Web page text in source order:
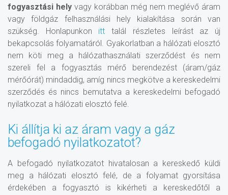
fogyasztási hely vagy korábban még nem meglévő áram
vagy földgáz felhasználási hely kialakítása során van
szükség. Honlapunkon itt talál részletes leírást az új
bekapcsolás folyamatáról. Gyakorlatban a hálózati elosztó
nem köti meg a hálózathasználati szerződést és nem
szereli fel a fogyasztás mérő berendezést (áram/gáz
mérőórát) mindaddig, amíg nincs megkötve a kereskedelmi
szerződés és nincs bemutatva a kereskedelmi befogadó
nyilatkozat a hálózati elosztó felé.
Ki állítja ki az áram vagy a gáz
befogadó nyilatkozatot?
A befogadó nyilatkozatot hivatalosan a kereskedő küldi
meg a hálózati elosztó felé, de a folyamat gyorsítása
érdekében a fogyasztó is kikérheti a kereskedőtől a